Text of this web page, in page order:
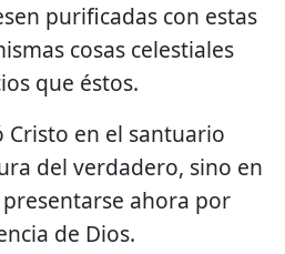
purificadas con estas
cosas celestiales
que éstos.
en el santuario
del verdadero, sino en
ahora por
de Dios.